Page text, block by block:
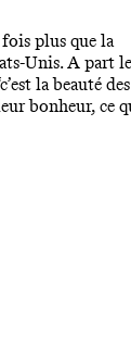
plus que la
Unis. A part
la beauté des
bonheur, ce